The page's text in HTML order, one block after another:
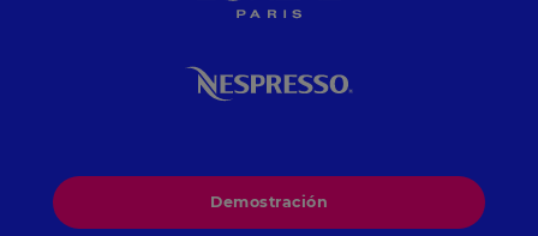
Demostración